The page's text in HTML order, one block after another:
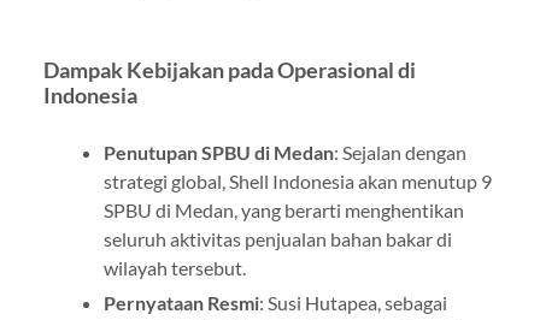
Dampak Kebijakan pada Operasional di
Indonesia
Penutupan SPBU di Medan: Sejalan dengan
strategi global, Shell Indonesia akan menutup 9
SPBU di Medan, yang berarti menghentikan
seluruh aktivitas penjualan bahan bakar di
wilayah tersebut.
Pernyataan Resmi: Susi Hutapea, sebagai